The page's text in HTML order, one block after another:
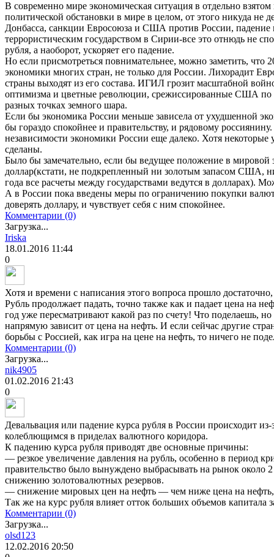
В современно мире экономическая ситуация в отдельно
политической обстановки в мире в целом, от этого никуда не
Донбасса, санкции Евросоюза и США против России,
террористическим государством в Сирии-все это отнюдь не
рубля, а наоборот, ускоряет его падение.
Но если присмотреться повнимательнее, можно заметить, что
экономики многих стран, не только для России. Лихорадит
страны выходят из его состава. ИГИЛ грозит масштабной
оптимизма и цветные революции, срежиссированные США
разных точках земного шара.
Если бы экономика России меньше зависела от ухудшенной
бы гораздо спокойнее и правительству, и рядовому
независимости экономики России еще далеко. Хотя
сделаны.
Было бы замечательно, если бы ведущее положение в мировой
доллар(кстати, не подкрепленный ни золотым запасом США,
года все расчеты между государствами ведутся в долларах).
А в России пока введены меры по ограничению покупки
доверять доллару, и чувствует себя с ним спокойнее.
Комментарии (0)
Загрузка...
Iriska
18.01.2016 11:44
0
Хотя и времени с написания этого вопроса прошло
Рубль продолжает падать, точно также как и падает цена на
год уже пересматривают какой раз по счету! Что поделаешь,
напрямую зависит от цена на нефть. И если сейчас другие
борьбы с Россией, как игра на цене на нефть, то ничего не
Комментарии (0)
Загрузка...
nik4905
01.02.2016 21:43
0
Девальвация или падение курса рубля в России происходит
колеблющимся в приделах валютного коридора.
К падению курса рубля приводят две основные причины:
— резкое увеличение давления на рубль, особенно в период
правительство было вынуждено выбрасывать на рынок около
снижению золотовалютных резервов.
— снижение мировых цен на нефть — чем ниже цена на
Так же на курс рубля влияет отток больших объемов капитала
Комментарии (0)
Загрузка...
olsd123
12.02.2016 20:50